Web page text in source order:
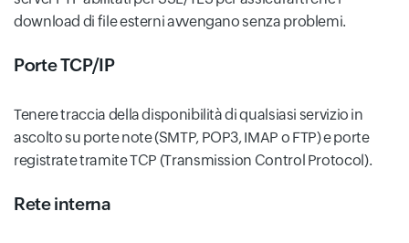
download di file esterni avvengano senza problemi.
Porte TCP/IP
Tenere traccia della disponibilità di qualsiasi servizio in
ascolto su porte note (SMTP, POP3, IMAP o FTP) e porte
registrate tramite TCP (Transmission Control Protocol).
Rete interna